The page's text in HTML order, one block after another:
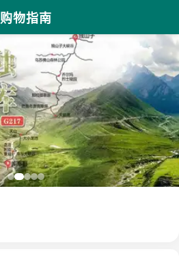
购物指南